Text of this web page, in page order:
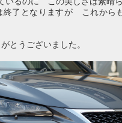
終了となりますが これから
とうございました。